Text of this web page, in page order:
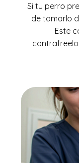
Si tu perro
de tomarlo
Este